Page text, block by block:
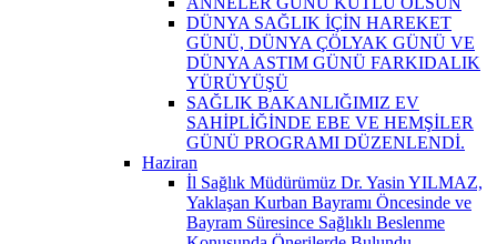
DÜNYA SAĞLIK İÇİN HAREKET
GÜNÜ, DÜNYA ÇÖLYAK GÜNÜ VE
DÜNYA ASTIM GÜNÜ FARKIDALIK
YÜRÜYÜŞÜ
SAĞLIK BAKANLIĞIMIZ EV
SAHİPLİĞİNDE EBE VE HEMŞİLER
GÜNÜ PROGRAMI DÜZENLENDİ.
Haziran
İl Sağlık Müdürümüz Dr. Yasin YILMAZ,
Yaklaşan Kurban Bayramı Öncesinde ve
Bayram Süresince Sağlıklı Beslenme